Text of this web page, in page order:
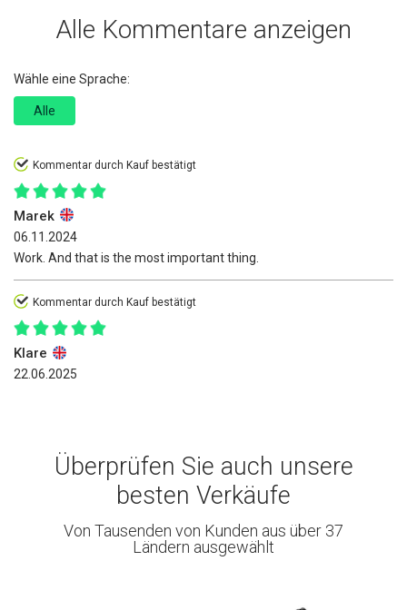
Alle Kommentare anzeigen
Wähle eine Sprache:
Alle
Kommentar durch Kauf bestätigt
Marek
06.11.2024
Work. And that is the most important thing.
Kommentar durch Kauf bestätigt
Klare
22.06.2025
Überprüfen Sie auch unsere
besten Verkäufe
Von Tausenden von Kunden aus über 37
Ländern ausgewählt